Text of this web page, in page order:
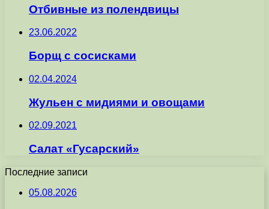
Отбивные из полендвицы
23.06.2022
Борщ с сосисками
02.04.2024
Жульен с мидиями и овощами
02.09.2021
Салат «Гусарский»
Последние записи
05.08.2026